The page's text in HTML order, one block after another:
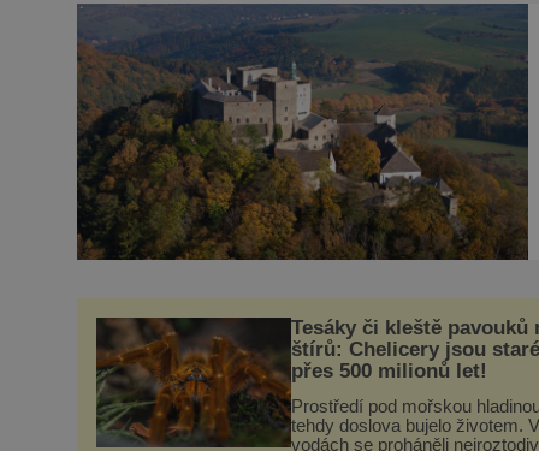
Tesáky či kleště pavouků
štírů: Chelicery jsou staré
přes 500 milionů let!
Prostředí pod mořskou
tehdy doslova bujelo životem.
vodách se proháněli